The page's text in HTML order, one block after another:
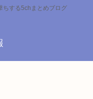
ちする5chまとめブログ